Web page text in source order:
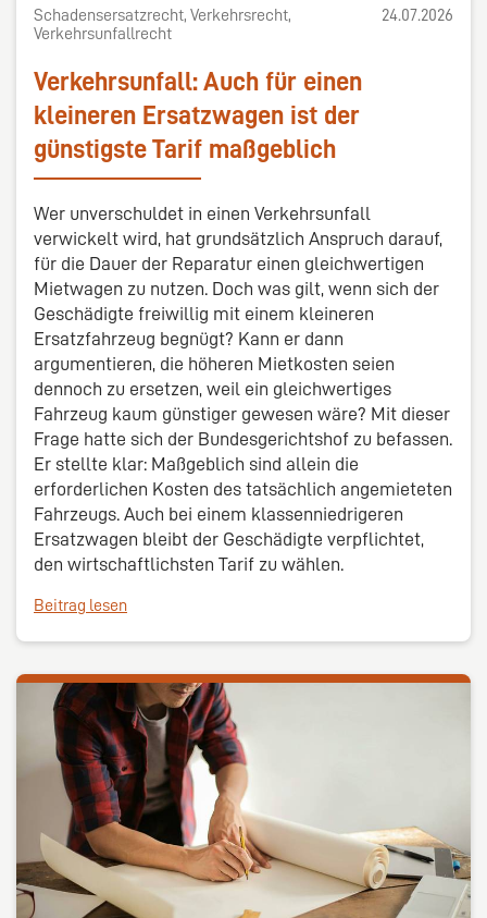
Schadensersatzrecht, Verkehrsrecht,
Verkehrsunfallrecht
24.07.2026
Verkehrsunfall: Auch für einen
kleineren Ersatzwagen ist der
günstigste Tarif maßgeblich
Wer unverschuldet in einen Verkehrsunfall
verwickelt wird, hat grundsätzlich Anspruch darauf,
für die Dauer der Reparatur einen gleichwertigen
Mietwagen zu nutzen. Doch was gilt, wenn sich der
Geschädigte freiwillig mit einem kleineren
Ersatzfahrzeug begnügt? Kann er dann
argumentieren, die höheren Mietkosten seien
dennoch zu ersetzen, weil ein gleichwertiges
Fahrzeug kaum günstiger gewesen wäre? Mit dieser
Frage hatte sich der Bundesgerichtshof zu befassen.
Er stellte klar: Maßgeblich sind allein die
erforderlichen Kosten des tatsächlich angemieteten
Fahrzeugs. Auch bei einem klassenniedrigeren
Ersatzwagen bleibt der Geschädigte verpflichtet,
den wirtschaftlichsten Tarif zu wählen.
Beitrag lesen